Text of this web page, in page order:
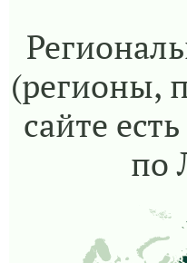
(регионы,
сайте
по